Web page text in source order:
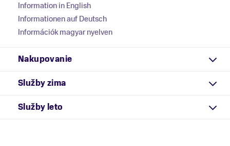
Information in English
Informationen auf Deutsch
Információk magyar nyelven
Nakupovanie
Služby zima
Služby leto